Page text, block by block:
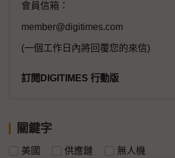
會員信箱：
member@digitimes.com
(一個工作日內將回覆您的來信)
訂閱DIGITIMES 行動版
關鍵字
美國 供應鏈 無人機